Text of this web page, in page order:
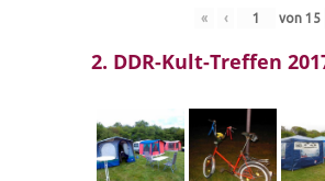
« ‹ von 15
2. DDR-Kult-Treffen